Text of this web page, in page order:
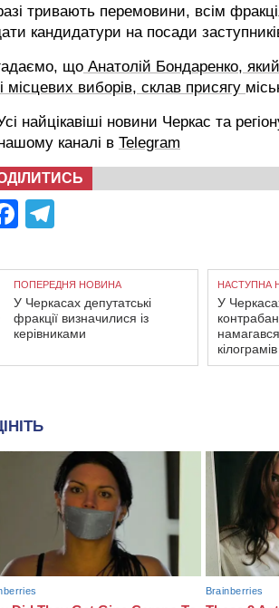
тривають перемовини, всім
кандидатури на посади
що Анатолій Бондаренко,
місцевих виборів, склав присягу
найцікавіші новини Черкас та
каналі в Telegram
Facebook
ПОПЕРЕДНЯ НОВИНА
У Черкасах депутатські
фракції визначилися із
керівниками
НАСТУПНА
У